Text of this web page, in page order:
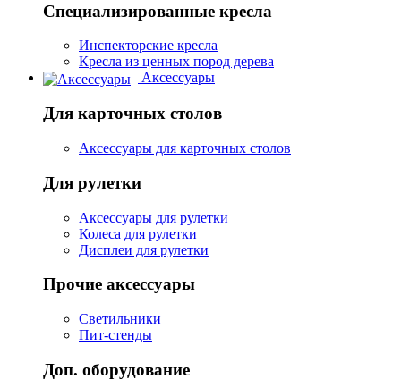
Специализированные кресла
Инспекторские кресла
Кресла из ценных пород дерева
Аксессуары
Для карточных столов
Аксессуары для карточных столов
Для рулетки
Аксессуары для рулетки
Колеса для рулетки
Дисплеи для рулетки
Прочие аксессуары
Светильники
Пит-стенды
Доп. оборудование